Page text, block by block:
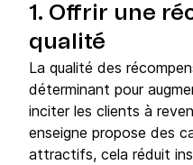
1. Offrir une
qualité
La qualité des
déterminant pour
inciter les clients à
enseigne propose des
attractifs, cela réduit